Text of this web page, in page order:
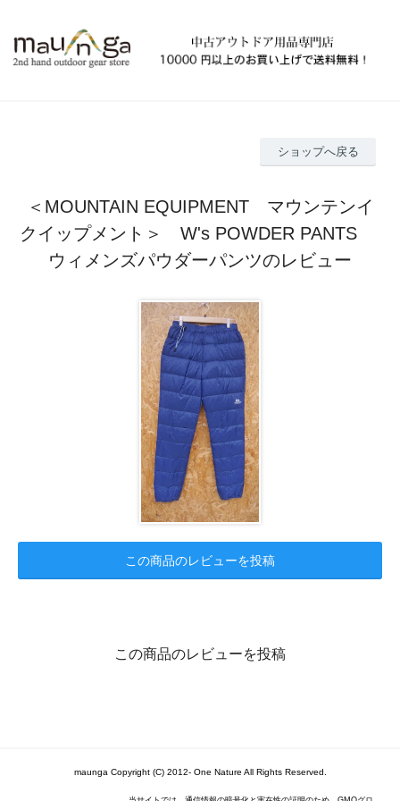
ショップへ戻る
＜MOUNTAIN EQUIPMENT マウンテンイ
クイップメント＞ W's POWDER PANTS
ウィメンズパウダーパンツのレビュー
この商品のレビューを投稿
この商品のレビューを投稿
maunga Copyright (C) 2012- One Nature All Rights Reserved.